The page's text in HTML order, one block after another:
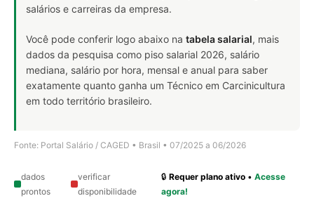
salários e carreiras da empresa.
Você pode conferir logo abaixo na tabela salarial, mais
dados da pesquisa como piso salarial 2026, salário
mediana, salário por hora, mensal e anual para saber
exatamente quanto ganha um Técnico em Carcinicultura
em todo território brasileiro.
Fonte: Portal Salário / CAGED • Brasil • 07/2025 a 06/2026
dados
prontos
verificar
disponibilidade
🔒Requer plano ativo •Acesse
agora!